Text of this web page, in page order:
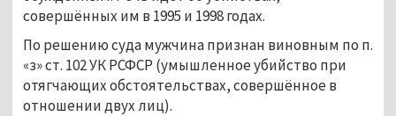
совершённых им в 1995 и 1998 годах.
По решению суда мужчина признан виновным по п.
«з» ст. 102 УК РСФСР (умышленное убийство при
отягчающих обстоятельствах, совершённое в
отношении двух лиц).